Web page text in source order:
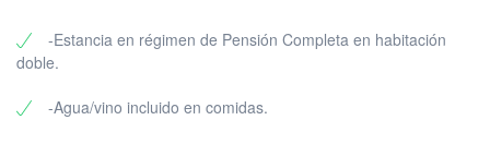
-Estancia en régimen de Pensión Completa en habitación
doble.
-Agua/vino incluido en comidas.